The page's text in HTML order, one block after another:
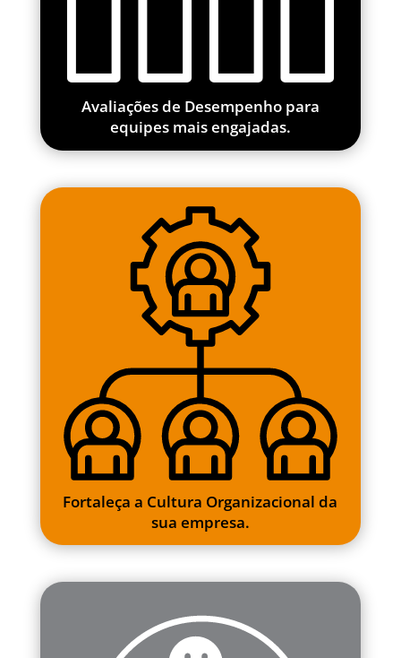
Avaliações de Desempenho para
equipes mais engajadas.
Fortaleça a Cultura Organizacional da
sua empresa.